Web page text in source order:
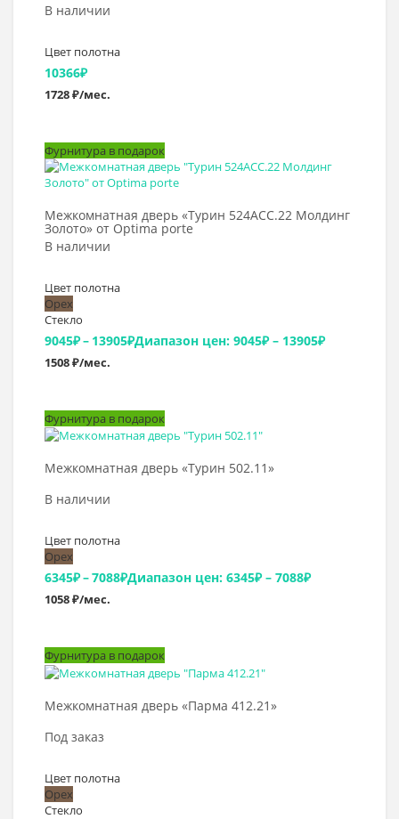
В наличии
Цвет полотна
10366₽
1728 ₽/мес.
Фурнитура в подарок
Межкомнатная дверь «Турин 524АСС.22 Молдинг
Золото» от Optima porte
В наличии
Цвет полотна
Орех
Стекло
9045₽– 13905₽Диапазон цен: 9045₽ – 13905₽
1508 ₽/мес.
Выбрать >
Фурнитура в подарок
Межкомнатная дверь «Турин 502.11»
В наличии
Цвет полотна
Орех
6345₽–7088₽Диапазон цен: 6345₽ – 7088₽
1058 ₽/мес.
Выбрать >
Фурнитура в подарок
Межкомнатная дверь «Парма 412.21»
Под заказ
Цвет полотна
Орех
Стекло
Выбрать >